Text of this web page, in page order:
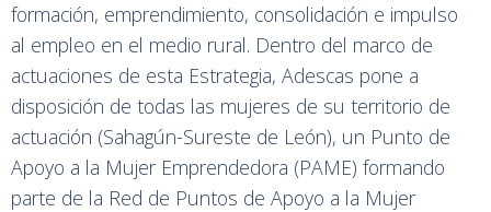
formación, emprendimiento, consolidación e impulso
al empleo en el medio rural. Dentro del marco de
actuaciones de esta Estrategia, Adescas pone a
disposición de todas las mujeres de su territorio de
actuación (Sahagún-Sureste de León), un Punto de
Apoyo a la Mujer Emprendedora (PAME) formando
parte de la Red de Puntos de Apoyo a la Mujer